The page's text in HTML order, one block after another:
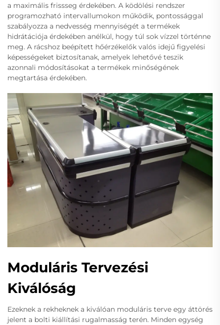
a maximális frissseg érdekében. A ködölési rendszer
programozható intervallumokon működik, pontossággal
szabályozza a nedvesség mennyiségét a termékek
hidrátációja érdekében anélkül, hogy túl sok vízzel történne
meg. A rácshoz beépített hőérzékelők valós idejű figyelési
képességeket biztosítanak, amelyek lehetővé teszik
azonnali módosításokat a termékek minőségének
megtartása érdekében.
Moduláris Tervezési
Kiválóság
Ezeknek a rekheknek a kiválóan moduláris terve egy áttörés
jelent a bolti kiállítási rugalmasság terén. Minden egység